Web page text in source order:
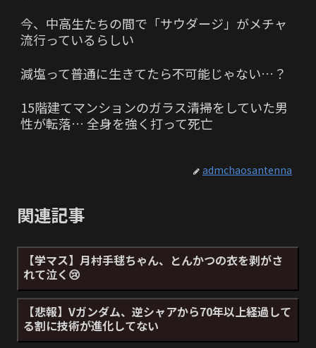
今、中高生たちの間で「サウダージ」がメチャ
流行っているらしい
減塩って普通に生きてたら不可能じゃない…？
15階建てマンションのガラス清掃をしていた男
性が転落… 全身を強く打って死亡
admchaosantenna
関連記事
【学マス】月村手毬ちゃん、とんかつの衣を剥がさ
れて泣く😢
【悲報】Vガンダム、逆シャアから70年以上経過して
る割に技術が進化してない